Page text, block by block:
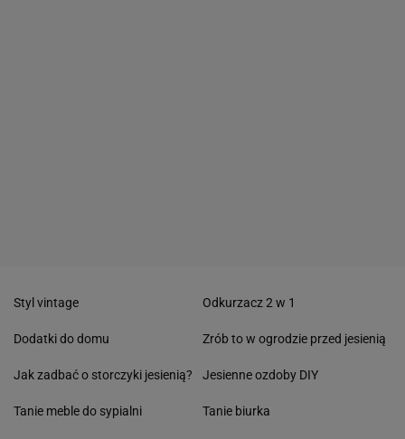
Styl vintage
Dodatki do domu
Jak zadbać o storczyki jesienią?
Tanie meble do sypialni
Odkurzacz 2 w 1
Zrób to w ogrodzie przed jesienią
Jesienne ozdoby DIY
Tanie biurka